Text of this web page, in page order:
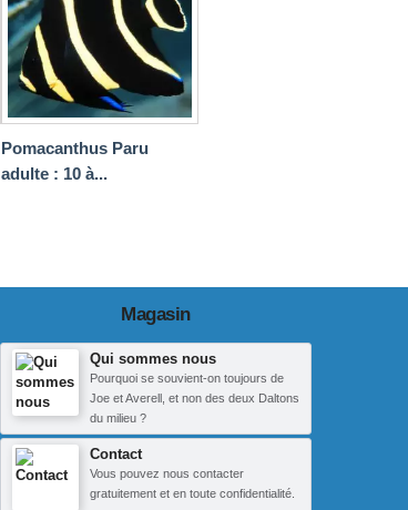
Pomacanthus Paru
adulte : 10 à...
Magasin
Qui sommes nous
Pourquoi se souvient-on toujours de
Joe et Averell, et non des deux Daltons
du milieu ?
Contact
Vous pouvez nous contacter
gratuitement et en toute confidentialité.